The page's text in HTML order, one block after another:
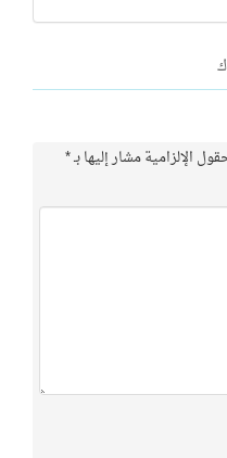
الإلزامية مشار إليها بـ*